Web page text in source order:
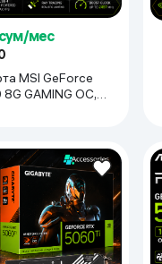
мес
MSI GeForce
GAMING OC,